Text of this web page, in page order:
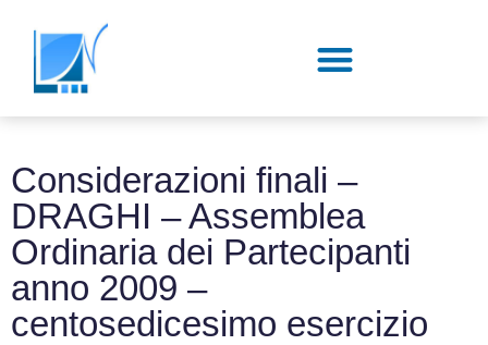
Considerazioni finali –
DRAGHI – Assemblea
Ordinaria dei Partecipanti
anno 2009 –
centosedicesimo esercizio